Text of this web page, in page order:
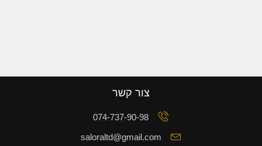
צור קשר
074-737-90-98
saloraltd@gmail.com